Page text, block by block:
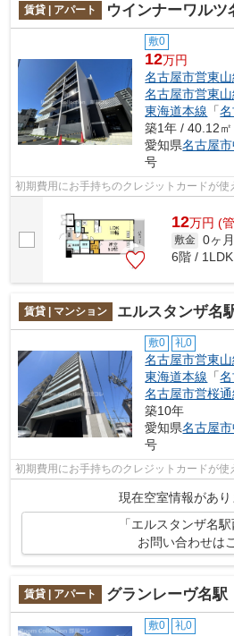
賃貸 | アパート ウインナーワルツ
敷0
12万円
名古屋市営東山
名古屋市営東山
東海道本線 「
築1年 / 40.12㎡
愛知県名古屋
号
初期費用にお手持ちのクレジットカードが使
12万円 (
敷金 0ヶ月
6階 /
賃貸 | マンション エルスタンザ名
敷0 礼0
名古屋市営東山
東海道本線 「
名古屋市営桜通
築10年
愛知県名古屋
号
初期費用にお手持ちのクレジットカードが使
現在空室情報があり
「エルスタンザ名
お問い合わせは
賃貸 | アパート グランレーヴ名駅
敷0 礼0